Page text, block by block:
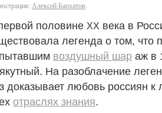
Алексей Бархатов
половине XX века в
легенда о том,
воздушный шар аж в
На разоблачение
доказывает любовь россиян
отраслях знания.